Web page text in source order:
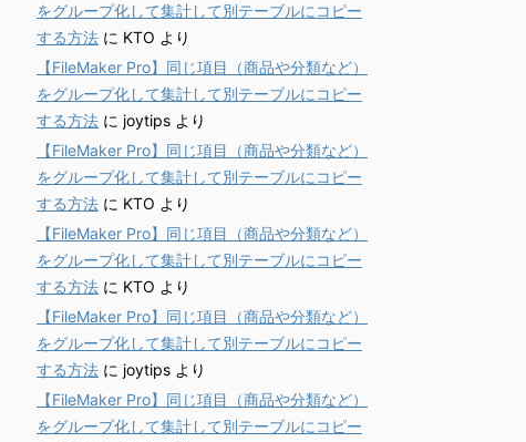
をグループ化して集計して別テーブルにコピー
する方法 に KTO より
【FileMaker Pro】同じ項目（商品や分類など）
をグループ化して集計して別テーブルにコピー
する方法 に joytips より
【FileMaker Pro】同じ項目（商品や分類など）
をグループ化して集計して別テーブルにコピー
する方法 に KTO より
【FileMaker Pro】同じ項目（商品や分類など）
をグループ化して集計して別テーブルにコピー
する方法 に KTO より
【FileMaker Pro】同じ項目（商品や分類など）
をグループ化して集計して別テーブルにコピー
する方法 に joytips より
【FileMaker Pro】同じ項目（商品や分類など）
をグループ化して集計して別テーブルにコピー